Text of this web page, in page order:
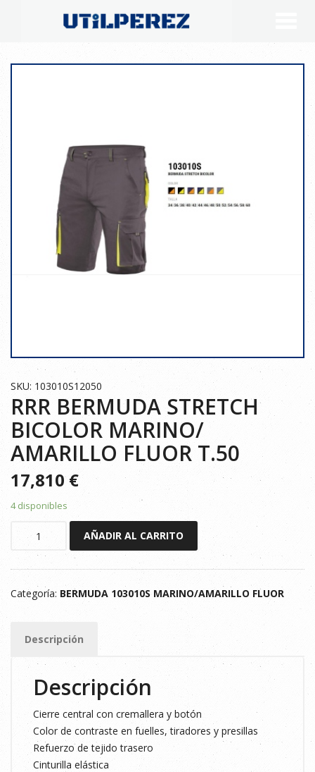
SKU: 103010S12050
RRR BERMUDA STRETCH
BICOLOR MARINO/
AMARILLO FLUOR T.50
17,810€
4 disponibles
MARINO/
T.50
cantidad
AÑADIR AL CARRITO
Categoría: BERMUDA 103010S MARINO/AMARILLO FLUOR
Descripción
Descripción
Cierre central con cremallera y botón
Color de contraste en fuelles, tiradores y presillas
Refuerzo de tejido trasero
Cinturilla elástica